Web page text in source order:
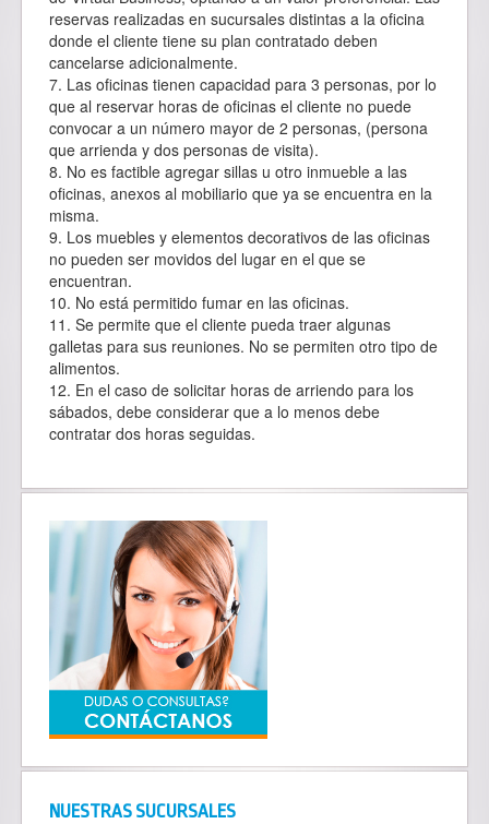
reservas realizadas en sucursales distintas a la oficina
donde el cliente tiene su plan contratado deben
cancelarse adicionalmente.
7. Las oficinas tienen capacidad para 3 personas, por lo
que al reservar horas de oficinas el cliente no puede
convocar a un número mayor de 2 personas, (persona
que arrienda y dos personas de visita).
8. No es factible agregar sillas u otro inmueble a las
oficinas, anexos al mobiliario que ya se encuentra en la
misma.
9. Los muebles y elementos decorativos de las oficinas
no pueden ser movidos del lugar en el que se
encuentran.
10. No está permitido fumar en las oficinas.
11. Se permite que el cliente pueda traer algunas
galletas para sus reuniones. No se permiten otro tipo de
alimentos.
12. En el caso de solicitar horas de arriendo para los
sábados, debe considerar que a lo menos debe
contratar dos horas seguidas.
NUESTRAS SUCURSALES